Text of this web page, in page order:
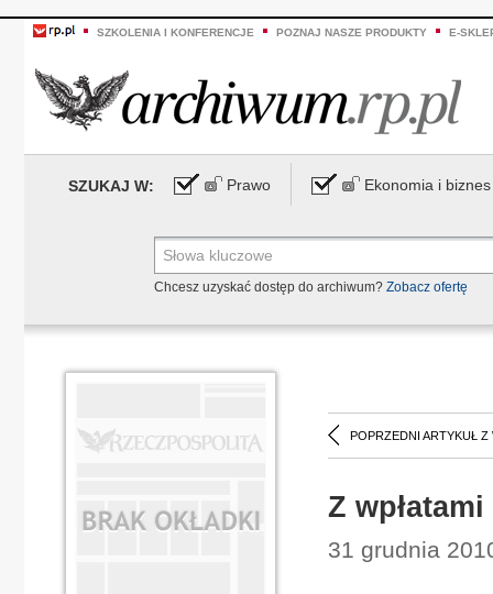
SZKOLENIA I KONFERENCJE POZNAJ NASZE PRODUKTY E-
SZUKAJ W: Prawo Ekonomia i biznes
Chcesz uzyskać dostęp do archiwum? Zobacz ofertę
POPRZEDNI ARTYKUŁ Z
Z
31 grudnia